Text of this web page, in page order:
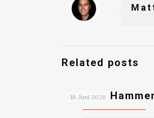
Related posts
18. Juni 2026
Ammer